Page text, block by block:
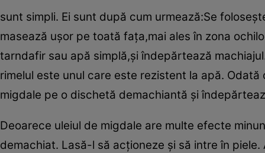
sunt simpli. Ei sunt după cum urmează:Se
masează uşor pe toată faţa,mai ales în zona
tarndafir sau apă simplă,şi îndepărtează
rimelul este unul care este rezistent la apă.
migdale pe o dischetă demachiantă şi
Deoarece uleiul de migdale are multe efecte
demachiat. Lasă-l să acţioneze şi să intre în